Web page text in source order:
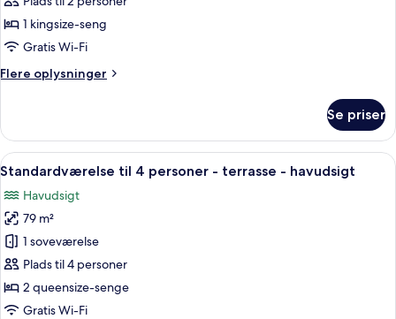
-
balkon
havudsigt
1 kingsize-seng
Gratis Wi-Fi
Flere oplysninger
Flere
dobbeltværelse
balkon
havudsigt
Se priser
Indlæs
alle
billeder
af
Standardværelse
til
4
personer
Et soveværelse med to senge, en
7
Standardværelse til 4 personer - terrasse - havudsigt
Havudsigt
79 m²
1 soveværelse
Plads til 4 personer
2 queensize-senge
Gratis Wi-Fi